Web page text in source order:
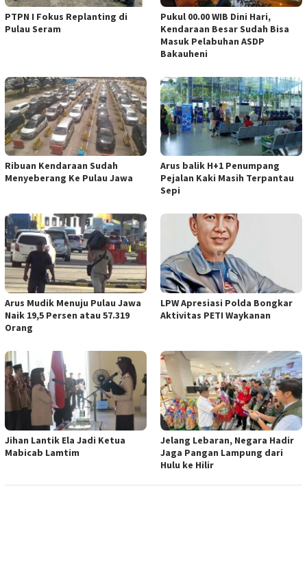
PTPN I Fokus Replanting di
Pulau Seram
Pukul 00.00 WIB Dini Hari,
Kendaraan Besar Sudah Bisa
Masuk Pelabuhan ASDP
Bakauheni
Ribuan Kendaraan Sudah
Menyeberang Ke Pulau Jawa
Arus balik H+1 Penumpang
Pejalan Kaki Masih Terpantau
Sepi
Arus Mudik Menuju Pulau Jawa
Naik 19,5 Persen atau 57.319
Orang
LPW Apresiasi Polda Bongkar
Aktivitas PETI Waykanan
Jihan Lantik Ela Jadi Ketua
Mabicab Lamtim
Jelang Lebaran, Negara Hadir
Jaga Pangan Lampung dari
Hulu ke Hilir